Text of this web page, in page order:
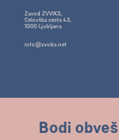
Zavod ZVVIKS,
Celovška cesta 43,
1000 Ljubljana
info@zvviks.net
Bodi